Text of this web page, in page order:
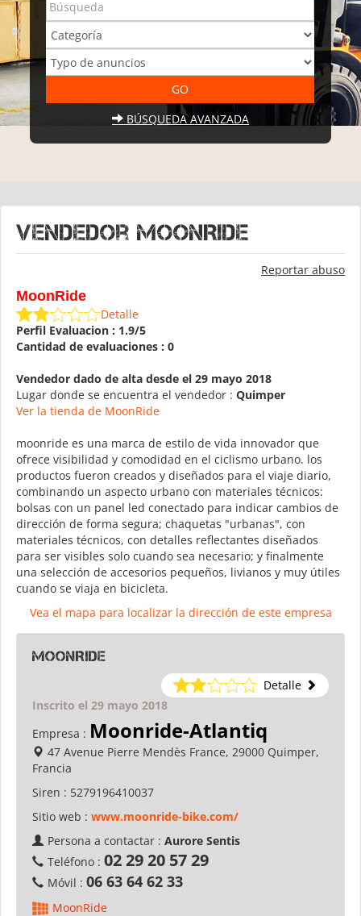
BÚSQUEDA AVANZADA
Vendedor MoonRide
Reportar abuso
MoonRide
Detalle
Perfil Evaluacion : 1.9/5
Cantidad de evaluaciones : 0
Vendedor dado de alta desde el 29 mayo 2018
Lugar donde se encuentra el vendedor : Quimper
Ver la tienda de MoonRide
moonride es una marca de estilo de vida innovador que
ofrece visibilidad y comodidad en el ciclismo urbano. los
productos fueron creados y diseñados para el viaje diario,
combinando un aspecto urbano con materiales técnicos:
bolsas con un panel led conectado para indicar cambios de
dirección de forma segura; chaquetas "urbanas", con
materiales técnicos, con detalles reflectantes diseñados
para ser visibles solo cuando sea necesario; y finalmente
una selección de accesorios pequeños, livianos y muy útiles
cuando se viaja en bicicleta.
Vea el mapa para localizar la dirección de este empresa
MoonRide
Detalle
Inscrito el 29 mayo 2018
Empresa : Moonride-Atlantiq
47 Avenue Pierre Mendès France, 29000 Quimper,
Francia
Siren : 5279196410037
Sitio web : www.moonride-bike.com/
Persona a contactar : Aurore Sentis
Teléfono : 02 29 20 57 29
Móvil : 06 63 64 62 33
MoonRide